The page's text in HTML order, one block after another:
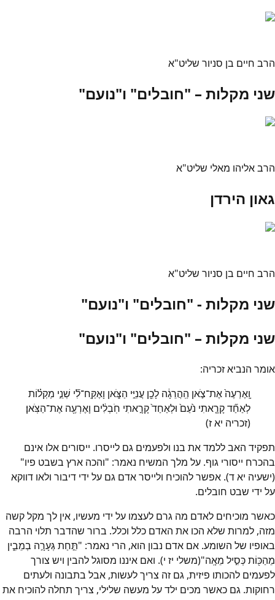
הרב חיים בן סניור שליט"א
שני מקלות – "חובלים" ו"נועם"
הרב אליהו מאלי שליט"א
גאון הירדן
הרב חיים בן סניור שליט"א
שני מקלות - "חובלים" ו"נועם"
שני מקלות – "חובלים" ו"נועם"
אומר הנביא זכריה:
וָֽאֶרְעֶה֙ אֶת־צֹ֣אן הַֽהֲרֵגָ֔ה לָכֵ֖ן עֲנִיֵּ֣י הַצֹּ֑אן וָאֶקַּֽח־לִ֞י שְׁנֵ֣י מַקְל֗וֹת
לְאַחַ֞ד קָרָ֤אתִי נֹ֙עַם֙ וּלְאַחַד֙ קָרָ֣אתִי חֹֽבְלִ֔ים וָאֶרְעֶ֖ה אֶת־הַצֹּֽאן׃
(זכריה יא ז)
תפקיד האב ללמד את בנו ולפעמים גם לייסרו. ייסורים אלו אינם
בהכרח ייסורי גוף. על מלך המשיח נאמר: "והכה ארץ בשבט פיו"
(ישעיה יא ד). אפשר להוכיח ולייסר אדם גם על ידי דיבור ולאו דווקא
על ידי שבט חובלים.
כאשר מוכיחים לאדם מה גרם לעצמו על ידי מעשיו, אין לך מקל קשה
מזה, למרות שלא הכו את האדם כלל וכלל. ברור שהדבר תלוי הרבה
באופיו של השומע. אם אדם נבון הוא, הרי נאמר: "תֵּ֣חַת גְּעָרָ֣ה בְמֵבִ֑ין
מֵהַכּ֖וֹת כְּסִ֣יל מֵאָֽה"(משלי יז י). ואם איננו מסוגל להבין ויש צורך
לפעמים להכותו פיזית, גם זה צריך לעשות, אבל בתבונה ולעתים
רחוקות. גם כאשר מכים ילד על מעשה שלילי, צריך תחלה להוכיח את